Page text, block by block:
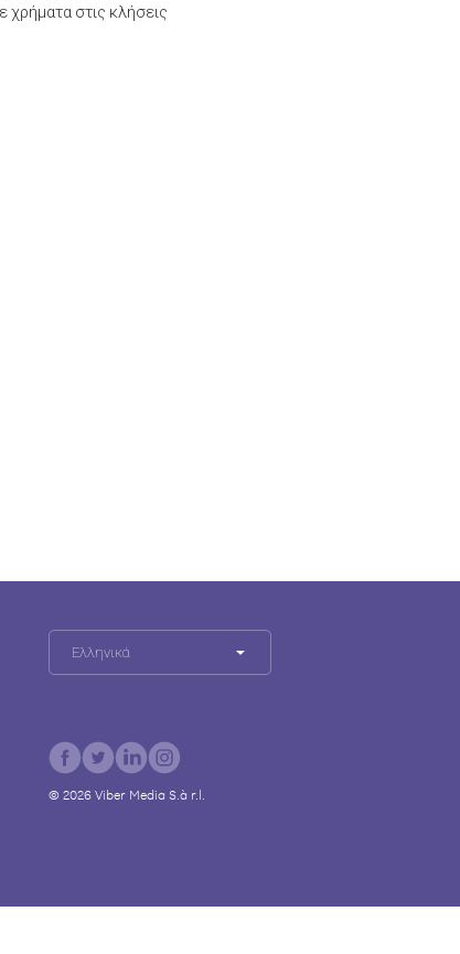
στις κλήσεις
Ελληνικά
© 2026 Viber Media S.à r.l.